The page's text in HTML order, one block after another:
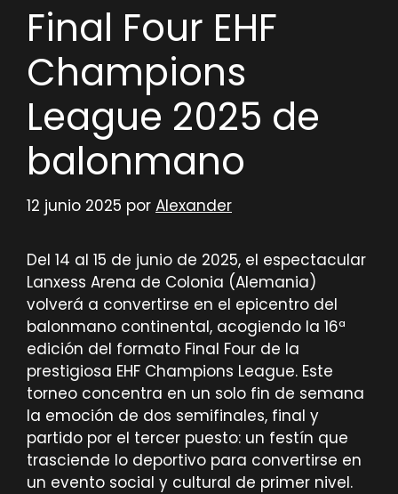
Final Four EHF
Champions
League 2025 de
balonmano
12 junio 2025 por Alexander
Del 14 al 15 de junio de 2025, el espectacular
Lanxess Arena de Colonia (Alemania)
volverá a convertirse en el epicentro del
balonmano continental, acogiendo la 16ª
edición del formato Final Four de la
prestigiosa EHF Champions League. Este
torneo concentra en un solo fin de semana
la emoción de dos semifinales, final y
partido por el tercer puesto: un festín que
trasciende lo deportivo para convertirse en
un evento social y cultural de primer nivel.